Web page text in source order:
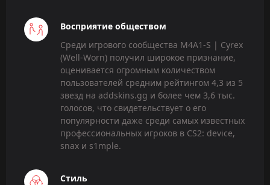
Восприятие обществом
Среди игрового сообщества M4A1-S | Cyrex
(Well-Worn) получил широкое признание,
оценивается огромным количеством
пользователей средним рейтингом 4,3 из 5
звезд на addskins.gg и более чем 3,6 тыс.
голосов, что свидетельствует о его
популярности даже среди самых известных
профессиональных игроков в CS2: device,
snax и s1mple.
Стиль